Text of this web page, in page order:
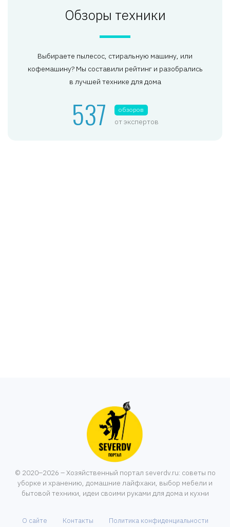
Обзоры техники
Выбираете пылесос, стиральную машину, или
кофемашину? Мы составили рейтинг и разобрались
в лучшей технике для дома
537 обзоров
от экспертов
© 2020–2026 – Хозяйственный портал severdv.ru: советы по
уборке и хранению, домашние лайфхаки, выбор мебели и
бытовой техники, идеи своими руками для дома и кухни
О сайте Контакты Политика конфиденциальности